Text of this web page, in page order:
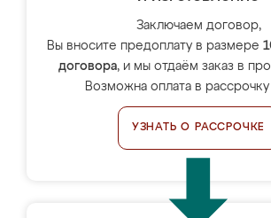
Заключаем договор,
Вы вносите предоплату в размере
договора, и мы отдаём заказ в
Возможна оплата в
УЗНАТЬ О РАССРОЧКЕ